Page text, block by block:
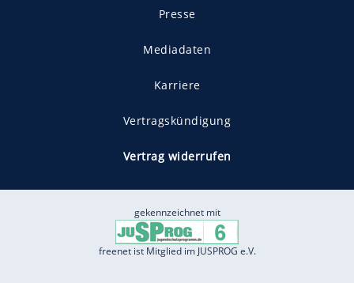
Presse
Mediadaten
Karriere
Vertragskündigung
Vertrag widerrufen
gekennzeichnet mit
freenet ist Mitglied im JUSPROG e.V.